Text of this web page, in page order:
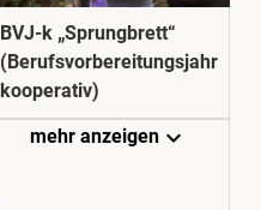
BVJ-k „Sprungbrett“
(Berufsvorbereitungsjahr
kooperativ)
mehr anzeigenexpand_more